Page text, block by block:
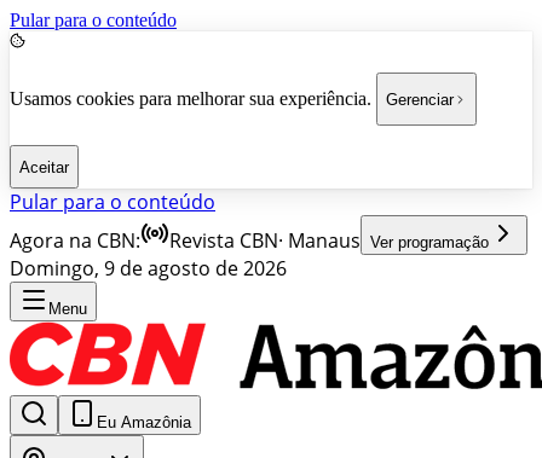
Pular para o conteúdo
Usamos cookies para melhorar sua experiência. Gerenciar
Aceitar
Pular para o conteúdo
Agora na CBN:
Revista CBN· Manaus Ver programação
Domingo, 9 de agosto de 2026
Menu
Eu Amazônia